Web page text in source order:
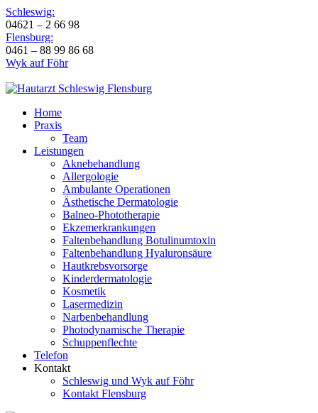
Schleswig:
04621 – 2 66 98
Flensburg:
0461 – 88 99 86 68
Wyk auf Föhr
Home
Praxis
Team
Leistungen
Aknebehandlung
Allergologie
Ambulante Operationen
Ästhetische Dermatologie
Balneo-Phototherapie
Ekzemerkrankungen
Faltenbehandlung Botulinumtoxin
Faltenbehandlung Hyaluronsäure
Hautkrebsvorsorge
Kinderdermatologie
Kosmetik
Lasermedizin
Narbenbehandlung
Photodynamische Therapie
Schuppenflechte
Telefon
Kontakt
Schleswig und Wyk auf Föhr
Kontakt Flensburg